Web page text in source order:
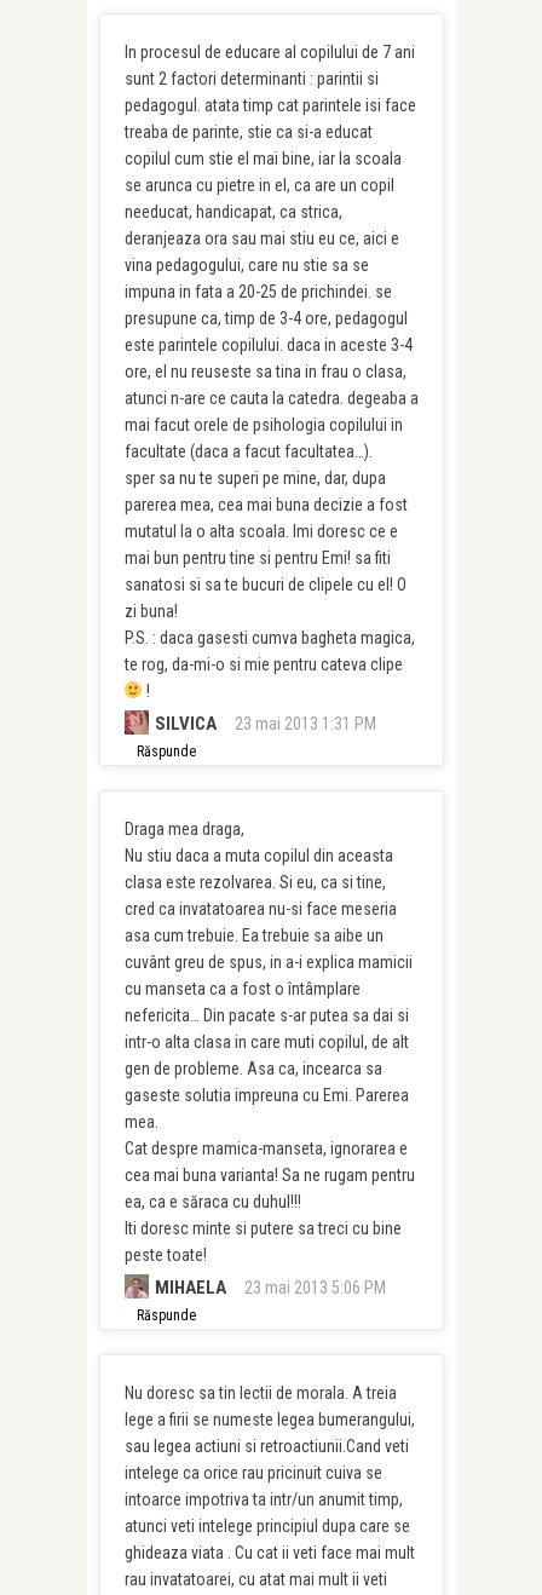
In procesul de educare al copilului de 7 ani
sunt 2 factori determinanti : parintii si
pedagogul. atata timp cat parintele isi face
treaba de parinte, stie ca si-a educat
copilul cum stie el mai bine, iar la scoala
se arunca cu pietre in el, ca are un copil
needucat, handicapat, ca strica,
deranjeaza ora sau mai stiu eu ce, aici e
vina pedagogului, care nu stie sa se
impuna in fata a 20-25 de prichindei. se
presupune ca, timp de 3-4 ore, pedagogul
este parintele copilului. daca in aceste 3-4
ore, el nu reuseste sa tina in frau o clasa,
atunci n-are ce cauta la catedra. degeaba a
mai facut orele de psihologia copilului in
facultate (daca a facut facultatea…).
sper sa nu te superi pe mine, dar, dupa
parerea mea, cea mai buna decizie a fost
mutatul la o alta scoala. Imi doresc ce e
mai bun pentru tine si pentru Emi! sa fiti
sanatosi si sa te bucuri de clipele cu el! O
zi buna!
P.S. : daca gasesti cumva bagheta magica,
te rog, da-mi-o si mie pentru cateva clipe
!
SILVICA 23 mai 2013 1:31 PM
Răspunde
Draga mea draga,
Nu stiu daca a muta copilul din aceasta
clasa este rezolvarea. Si eu, ca si tine,
cred ca invatatoarea nu-si face meseria
asa cum trebuie. Ea trebuie sa aibe un
cuvânt greu de spus, in a-i explica mamicii
cu manseta ca a fost o întâmplare
nefericita… Din pacate s-ar putea sa dai si
intr-o alta clasa in care muti copilul, de alt
gen de probleme. Asa ca, incearca sa
gaseste solutia impreuna cu Emi. Parerea
mea.
Cat despre mamica-manseta, ignorarea e
cea mai buna varianta! Sa ne rugam pentru
ea, ca e săraca cu duhul!!!
Iti doresc minte si putere sa treci cu bine
peste toate!
MIHAELA 23 mai 2013 5:06 PM
Răspunde
Nu doresc sa tin lectii de morala. A treia
lege a firii se numeste legea bumerangului,
sau legea actiuni si retroactiunii.Cand veti
intelege ca orice rau pricinuit cuiva se
intoarce impotriva ta intr/un anumit timp,
atunci veti intelege principiul dupa care se
ghideaza viata . Cu cat ii veti face mai mult
rau invatatoarei, cu atat mai mult ii veti